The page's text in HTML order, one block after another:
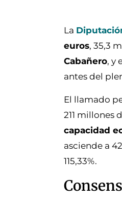
La
euros, 35,3
Cabañero, y
antes del
El llamado
211 millones
capacidad
asciende a
115,33%.